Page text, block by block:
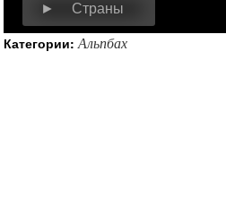
► Страны
Категории:Альпбах